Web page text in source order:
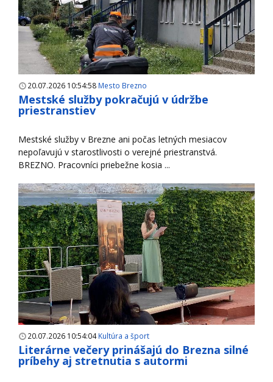
20.07.2026 10:54:58 Mesto Brezno
Mestské služby pokračujú v údržbe
priestranstiev
Mestské služby v Brezne ani počas letných mesiacov
nepoľavujú v starostlivosti o verejné priestranstvá.
BREZNO. Pracovníci priebežne kosia ...
20.07.2026 10:54:04Kultúra a šport
Literárne večery prinášajú do Brezna silné
príbehy aj stretnutia s autormi